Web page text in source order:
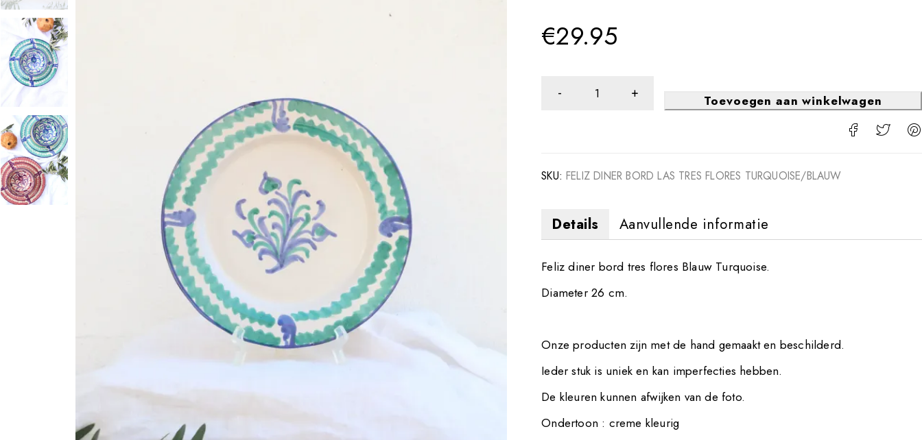
€29.95
Toevoegen aan winkelwagen
SKU: FELIZ DINER BORD LAS TRES FLORES TURQUOISE/BLAUW
Details Aanvullende informatie
Feliz diner bord tres flores Blauw Turquoise.
Diameter 26 cm.
Onze producten zijn met de hand gemaakt en beschilderd.
Ieder stuk is uniek en kan imperfecties hebben.
De kleuren kunnen afwijken van de foto.
Ondertoon : creme kleurig